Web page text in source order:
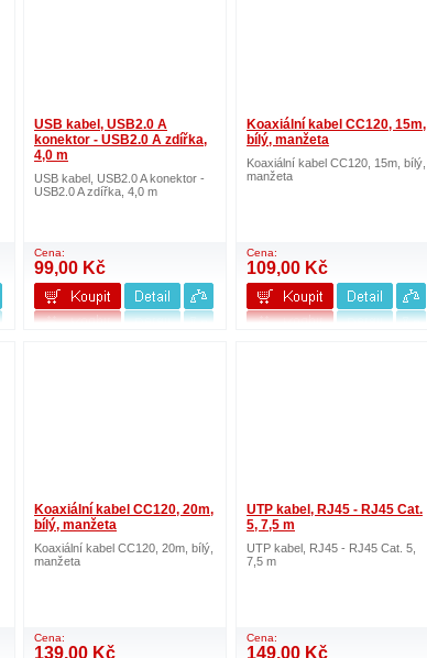
USB kabel, USB2.0 A
konektor - USB2.0 A zdířka,
4,0 m
USB kabel, USB2.0 A konektor -
USB2.0 A zdířka, 4,0 m
Cena:
99,00 Kč
Koaxiální kabel CC120, 15m,
bílý, manžeta
Koaxiální kabel CC120, 15m, bílý,
manžeta
Cena:
109,00 Kč
Koaxiální kabel CC120, 20m,
bílý, manžeta
Koaxiální kabel CC120, 20m, bílý,
manžeta
Cena:
139,00 Kč
UTP kabel, RJ45 - RJ45 Cat.
5, 7,5 m
UTP kabel, RJ45 - RJ45 Cat. 5,
7,5 m
Cena:
149,00 Kč